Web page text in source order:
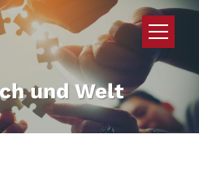
und Welt